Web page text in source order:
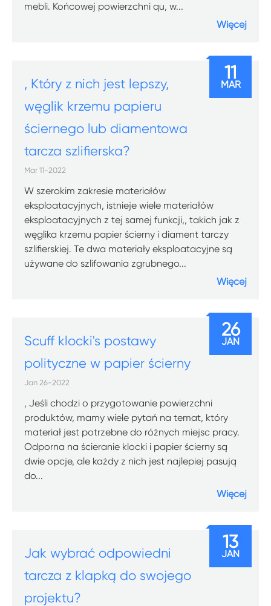
mebli. Końcowej powierzchni qu, w...
Więcej
, Który z nich jest lepszy,
węglik krzemu papieru
ściernego lub diamentowa
tarcza szlifierska?
Mar 11-2022
W szerokim zakresie materiałów
eksploatacyjnych, istnieje wiele materiałów
eksploatacyjnych z tej samej funkcji,, takich jak z
węglika krzemu papier ścierny i diament tarczy
szlifierskiej. Te dwa materiały eksploatacyjne są
używane do szlifowania zgrubnego...
Więcej
11
MAR
Scuff klocki's postawy
polityczne w papier ścierny
Jan 26-2022
, Jeśli chodzi o przygotowanie powierzchni
produktów, mamy wiele pytań na temat, który
materiał jest potrzebne do różnych miejsc pracy.
Odporna na ścieranie klocki i papier ścierny są
dwie opcje, ale każdy z nich jest najlepiej pasują
do...
Więcej
26
JAN
Jak wybrać odpowiedni
tarcza z klapką do swojego
projektu?
13
JAN